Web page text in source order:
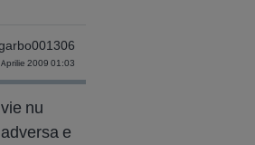
2009 01:03
nu
e